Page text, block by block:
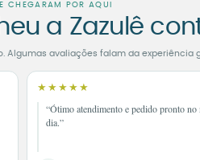
CHEGARAM POR AQUI
a Zazulê
Algumas avaliações falam da experiência
★★★★★
“Ótimo atendimento e pedido pronto no
dia.”